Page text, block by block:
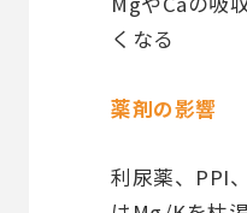
くなる
薬剤の影響
利尿薬、PPI